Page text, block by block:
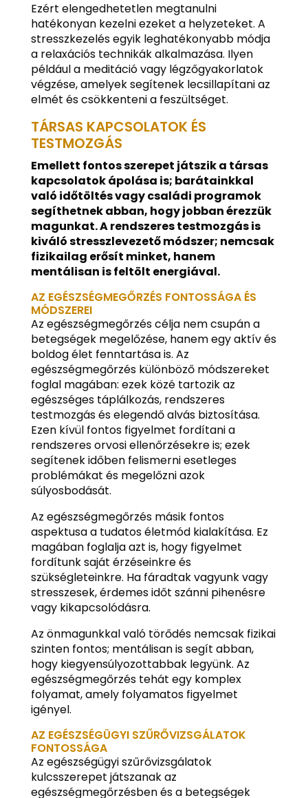
Ezért elengedhetetlen megtanulni
hatékonyan kezelni ezeket a helyzeteket. A
stresszkezelés egyik leghatékonyabb módja
a relaxációs technikák alkalmazása. Ilyen
például a meditáció vagy légzőgyakorlatok
végzése, amelyek segítenek lecsillapítani az
elmét és csökkenteni a feszültséget.
TÁRSAS KAPCSOLATOK ÉS
TESTMOZGÁS
Emellett fontos szerepet játszik a társas
kapcsolatok ápolása is; barátainkkal
való időtöltés vagy családi programok
segíthetnek abban, hogy jobban érezzük
magunkat.A rendszeres testmozgás is
kiváló stresszlevezető módszer; nemcsak
fizikailag erősít minket, hanem
mentálisan is feltölt energiával.
AZ EGÉSZSÉGMEGŐRZÉS FONTOSSÁGA ÉS
MÓDSZEREI
Az egészségmegőrzés célja nem csupán a
betegségek megelőzése, hanem egy aktív és
boldog élet fenntartása is. Az
egészségmegőrzés különböző módszereket
foglal magában: ezek közé tartozik az
egészséges táplálkozás, rendszeres
testmozgás és elegendő alvás biztosítása.
Ezen kívül fontos figyelmet fordítani a
rendszeres orvosi ellenőrzésekre is; ezek
segítenek időben felismerni esetleges
problémákat és megelőzni azok
súlyosbodását.
Az egészségmegőrzés másik fontos
aspektusa a tudatos életmód kialakítása. Ez
magában foglalja azt is, hogy figyelmet
fordítunk saját érzéseinkre és
szükségleteinkre. Ha fáradtak vagyunk vagy
stresszesek, érdemes időt szánni pihenésre
vagy kikapcsolódásra.
Az önmagunkkal való törődés nemcsak fizikai
szinten fontos; mentálisan is segít abban,
hogy kiegyensúlyozottabbak legyünk. Az
egészségmegőrzés tehát egy komplex
folyamat, amely folyamatos figyelmet
igényel.
AZ EGÉSZSÉGÜGYI SZŰRŐVIZSGÁLATOK
FONTOSSÁGA
Az egészségügyi szűrővizsgálatok
kulcsszerepet játszanak az
egészségmegőrzésben és a betegségek